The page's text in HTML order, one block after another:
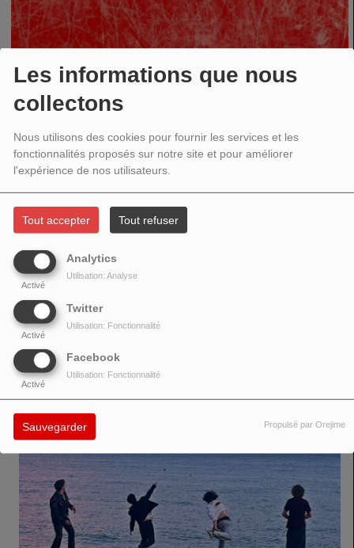
Les informations que nous
collectons
Nous utilisons des cookies pour fournir les services et les
fonctionnalités proposés sur notre site et pour améliorer
l'expérience de nos utilisateurs.
Tout accepter Tout refuser
Analytics
Activé
Utilisation: Analyse
Twitter
Activé
Utilisation: Fonctionnalité
Facebook
Activé
Utilisation: Fonctionnalité
Sauvegarder Propulsé par Orejime
https://www.instagram.com/lifelong.corporation/
VOIR AUSSI